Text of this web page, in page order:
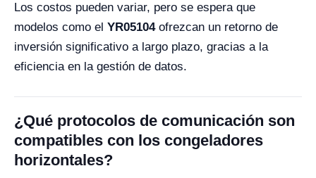
Los costos pueden variar, pero se espera que
modelos como el YR05104ofrezcan un retorno de
inversión significativo a largo plazo, gracias a la
eficiencia en la gestión de datos.
¿Qué protocolos de comunicación son
compatibles con los congeladores
horizontales?